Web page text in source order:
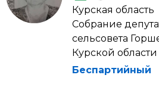
Курская область
Собрание
сельсовета
Курской области
Беспартийный